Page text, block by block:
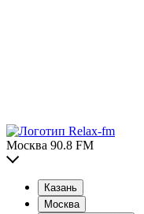
Москва 90.8 FM
Казань
Москва